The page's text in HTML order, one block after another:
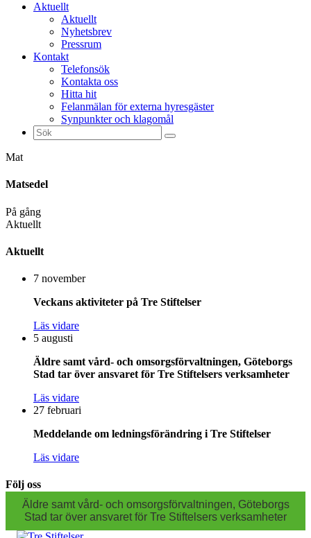
Aktuellt
Aktuellt
Nyhetsbrev
Pressrum
Kontakt
Telefonsök
Kontakta oss
Hitta hit
Felanmälan för externa hyresgäster
Synpunkter och klagomål
Sök
efter:
Mat
Matsedel
På gång
Aktuellt
Aktuellt
7 november
Veckans aktiviteter på Tre Stiftelser
Läs vidare
5 augusti
Äldre samt vård- och omsorgsförvaltningen, Göteborgs
Stad tar över ansvaret för Tre Stiftelsers verksamheter
Läs vidare
27 februari
Meddelande om ledningsförändring i Tre Stiftelser
Läs vidare
Följ oss
Äldre samt vård- och omsorgsförvaltningen, Göteborgs
Stad tar över ansvaret för Tre Stiftelsers verksamheter